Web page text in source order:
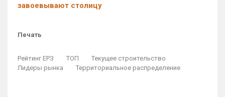
завоевывают столицу
Печать
Рейтинг ЕРЗ ТОП
Текущее строительство
Лидеры рынка
Территориальное распределение